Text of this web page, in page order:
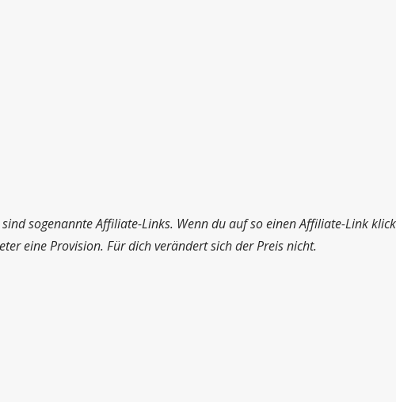
sogenannte Affiliate-Links. Wenn du auf so einen Affiliate-Link
eine Provision. Für dich verändert sich der Preis nicht.